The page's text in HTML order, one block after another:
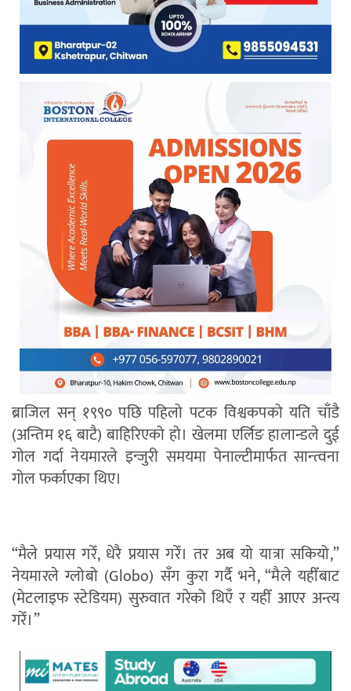
ब्राजिल सन् १९९० पछि पहिलो पटक विश्वकपको यति चाँडै
(अन्तिम १६ बाटै) बाहिरिएको हो। खेलमा एर्लिङ हालान्डले दुई
गोल गर्दा नेयमारले इन्जुरी समयमा पेनाल्टीमार्फत सान्त्वना
गोल फर्काएका थिए।
“मैले प्रयास गरेँ, धेरै प्रयास गरेँ। तर अब यो यात्रा सकियो,”
नेयमारले ग्लोबो (Globo) सँग कुरा गर्दै भने, “मैले यहीँबाट
(मेटलाइफ स्टेडियम) सुरुवात गरेको थिएँ र यहीँ आएर अन्त्य
गरेँ।”